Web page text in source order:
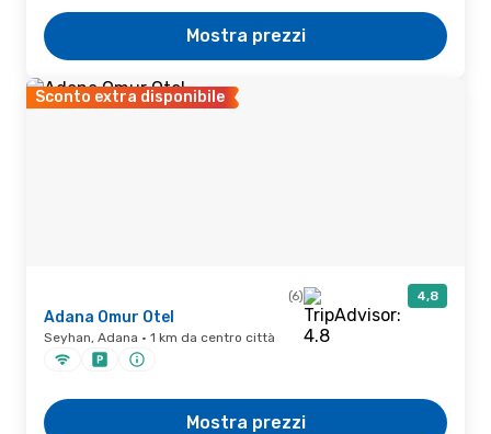
Mostra prezzi
Sconto extra disponibile
(6) 4,8
Adana Omur Otel
Seyhan, Adana · 1 km da centro città
Mostra prezzi